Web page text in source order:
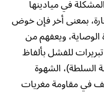
في ميادينها
بمعنى أخر فإن خوض
الوصاية، ويعفهم من
للفشل بألفاظ
السلطة)، الشهوة
في مقاومة مغريات